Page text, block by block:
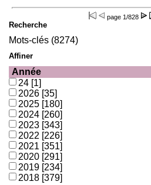
page 1/828
Recherche
Mots-clés (8274)
Affiner
Année
24 [1]
2026 [35]
2025 [180]
2024 [260]
2023 [343]
2022 [226]
2021 [351]
2020 [291]
2019 [234]
2018 [379]